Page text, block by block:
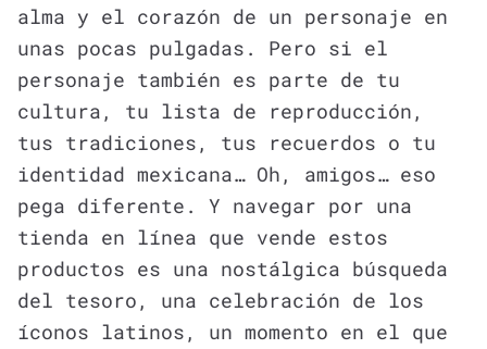
alma y el corazón de un personaje en
unas pocas pulgadas. Pero si el
personaje también es parte de tu
cultura, tu lista de reproducción,
tus tradiciones, tus recuerdos o tu
identidad mexicana… Oh, amigos… eso
pega diferente. Y navegar por una
tienda en línea que vende estos
productos es una nostálgica búsqueda
del tesoro, una celebración de los
íconos latinos, un momento en el que